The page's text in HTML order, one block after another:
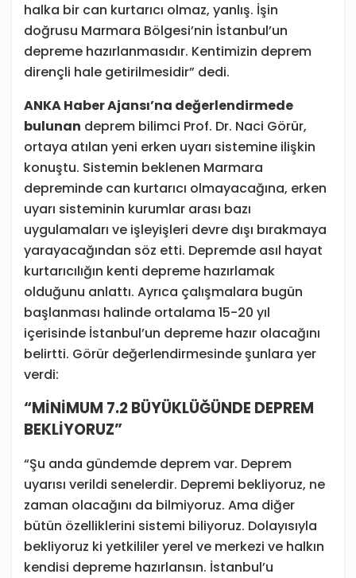
halka bir can kurtarıcı olmaz, yanlış. İşin
doğrusu Marmara Bölgesi’nin İstanbul’un
depreme hazırlanmasıdır. Kentimizin deprem
dirençli hale getirilmesidir” dedi.
ANKA Haber Ajansı’na değerlendirmede
bulunan deprem bilimci Prof. Dr. Naci Görür,
ortaya atılan yeni erken uyarı sistemine ilişkin
konuştu. Sistemin beklenen Marmara
depreminde can kurtarıcı olmayacağına, erken
uyarı sisteminin kurumlar arası bazı
uygulamaları ve işleyişleri devre dışı bırakmaya
yarayacağından söz etti. Depremde asıl hayat
kurtarıcılığın kenti depreme hazırlamak
olduğunu anlattı. Ayrıca çalışmalara bugün
başlanması halinde ortalama 15-20 yıl
içerisinde İstanbul’un depreme hazır olacağını
belirtti. Görür değerlendirmesinde şunlara yer
verdi:
“MİNİMUM 7.2 BÜYÜKLÜĞÜNDE DEPREM
BEKLİYORUZ”
“Şu anda gündemde deprem var. Deprem
uyarısı verildi senelerdir. Depremi bekliyoruz, ne
zaman olacağını da bilmiyoruz. Ama diğer
bütün özelliklerini sistemi biliyoruz. Dolayısıyla
bekliyoruz ki yetkililer yerel ve merkezi ve halkın
kendisi depreme hazırlansın. İstanbul’u